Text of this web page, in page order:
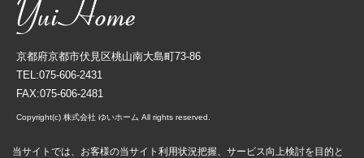
京都府京都市伏見区桃山南大島町73-86
TEL:075-606-2431
FAX:075-606-2481
Copyright(c) 株式会社 ゆいホーム All rights reserved.
当サイトでは、お客様の当サイト利用状況把握、サービス向上検討を目的と